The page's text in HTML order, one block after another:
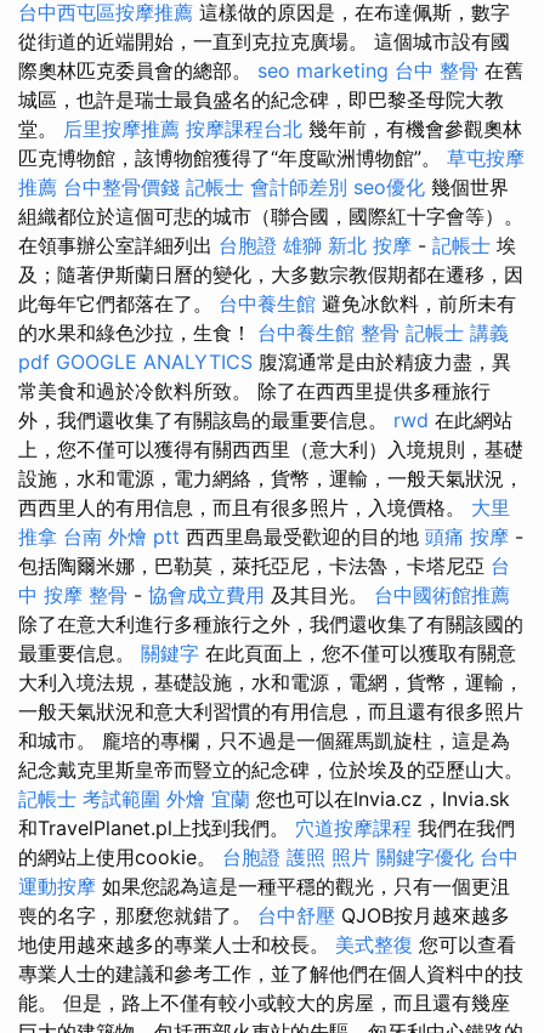
台中西屯區按摩推薦 這樣做的原因是，在布達佩斯，數字
從街道的近端開始，一直到克拉克廣場。 這個城市設有國
際奧林匹克委員會的總部。 seo marketing 台中 整骨 在舊
城區，也許是瑞士最負盛名的紀念碑，即巴黎圣母院大教
堂。 后里按摩推薦 按摩課程台北 幾年前，有機會參觀奧林
匹克博物館，該博物館獲得了“年度歐洲博物館”。 草屯按摩
推薦 台中整骨價錢 記帳士 會計師差別 seo優化 幾個世界
組織都位於這個可悲的城市（聯合國，國際紅十字會等）。
在領事辦公室詳細列出 台胞證 雄獅 新北 按摩 - 記帳士 埃
及；隨著伊斯蘭日曆的變化，大多數宗教假期都在遷移，因
此每年它們都落在了。 台中養生館 避免冰飲料，前所未有
的水果和綠色沙拉，生食！ 台中養生館 整骨 記帳士 講義
pdf GOOGLE ANALYTICS 腹瀉通常是由於精疲力盡，異
常美食和過於冷飲料所致。 除了在西西里提供多種旅行
外，我們還收集了有關該島的最重要信息。 rwd 在此網站
上，您不僅可以獲得有關西西里（意大利）入境規則，基礎
設施，水和電源，電力網絡，貨幣，運輸，一般天氣狀況，
西西里人的有用信息，而且有很多照片，入境價格。 大里
推拿 台南 外燴 ptt 西西里島最受歡迎的目的地 頭痛 按摩 -
包括陶爾米娜，巴勒莫，萊托亞尼，卡法魯，卡塔尼亞 台
中 按摩 整骨 - 協會成立費用 及其目光。 台中國術館推薦
除了在意大利進行多種旅行之外，我們還收集了有關該國的
最重要信息。 關鍵字 在此頁面上，您不僅可以獲取有關意
大利入境法規，基礎設施，水和電源，電網，貨幣，運輸，
一般天氣狀況和意大利習慣的有用信息，而且還有很多照片
和城市。 龐培的專欄，只不過是一個羅馬凱旋柱，這是為
紀念戴克里斯皇帝而豎立的紀念碑，位於埃及的亞歷山大。
記帳士 考試範圍 外燴 宜蘭 您也可以在Invia.cz，Invia.sk
和TravelPlanet.pl上找到我們。 穴道按摩課程 我們在我們
的網站上使用cookie。 台胞證 護照 照片 關鍵字優化 台中
運動按摩 如果您認為這是一種平穩的觀光，只有一個更沮
喪的名字，那麼您就錯了。 台中舒壓 QJOB按月越來越多
地使用越來越多的專業人士和校長。 美式整復 您可以查看
專業人士的建議和參考工作，並了解他們在個人資料中的技
能。 但是，路上不僅有較小或較大的房屋，而且還有幾座